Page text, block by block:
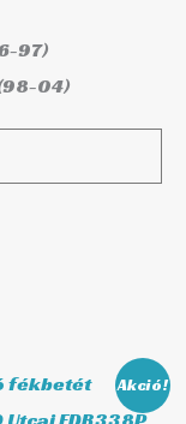
97)
04)
Akció!
Original
price
Current
price